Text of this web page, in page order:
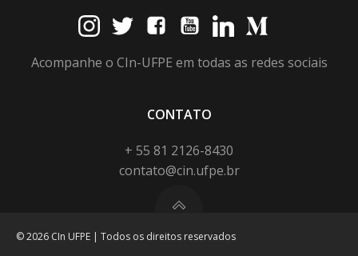
Acompanhe o CIn-UFPE em todas as redes sociais
CONTATO
+ 55 81 2126-8430
contato@cin.ufpe.br
© 2026 CIn UFPE | Todos os direitos reservados